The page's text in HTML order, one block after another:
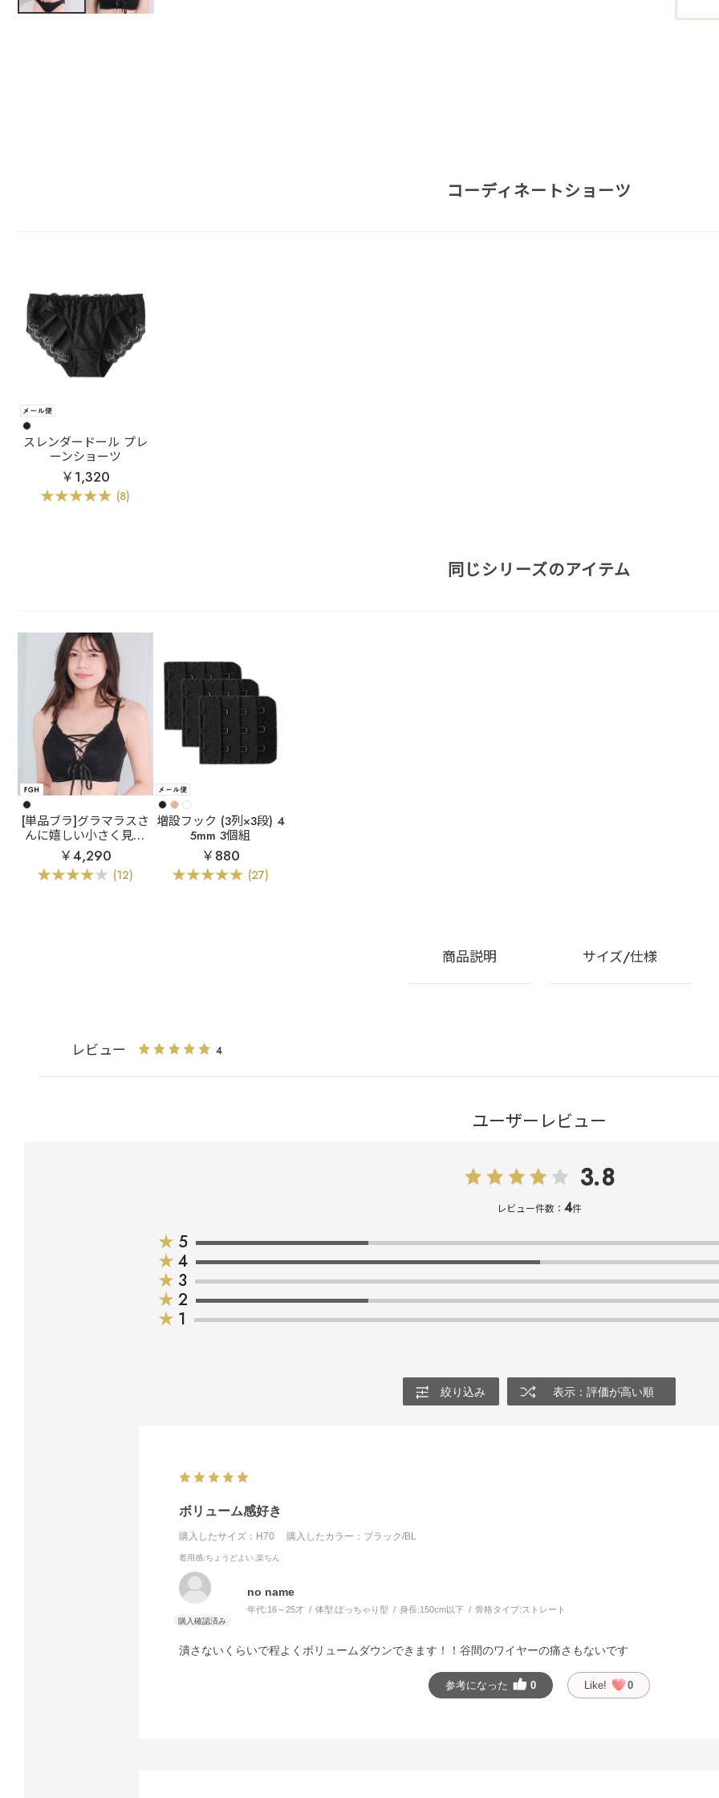
コーディネートショーツ
スレンダードール プレ
ーンショーツ
￥1,320
(8)
同じシリーズのアイテム
[単品ブラ]グラマラスさ
んに嬉しい小さく見せ
スレンダード
ール 脇高 単品ブラジャ
ー (FGHカップ)
￥4,290
(12)
増設フック (3列×3段) 4
5mm 3個組
￥880
(27)
商品説明 サイズ/仕様
レビュー 4
ユーザーレビュー
3.8
レビュー件数： 4件
★ 5
★ 4
★ 3
★ 2
★ 1
絞り込み 表示：評価が高い順
ボリューム感好き
購入したサイズ：H70 購入したカラー：ブラック/BL
着用感:ちょうどよい,楽ちん
no name
年代:16～25才 体型:ぽっちゃり型 身長:150cm以下 骨格タイプ: ストレート
潰さないくらいで程よくボリュームダウンできます！！谷間のワイヤーの痛さもないです
参考になった 0 Like! 0